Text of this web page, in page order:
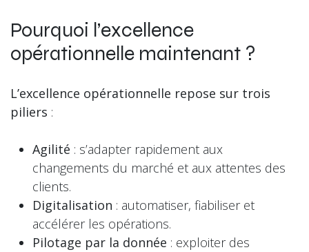
Pourquoi l’excellence
opérationnelle maintenant ?
L’excellence opérationnelle repose sur trois
piliers :
Agilité : s’adapter rapidement aux
changements du marché et aux attentes des
clients.
Digitalisation : automatiser, fiabiliser et
accélérer les opérations.
Pilotage par la donnée : exploiter des